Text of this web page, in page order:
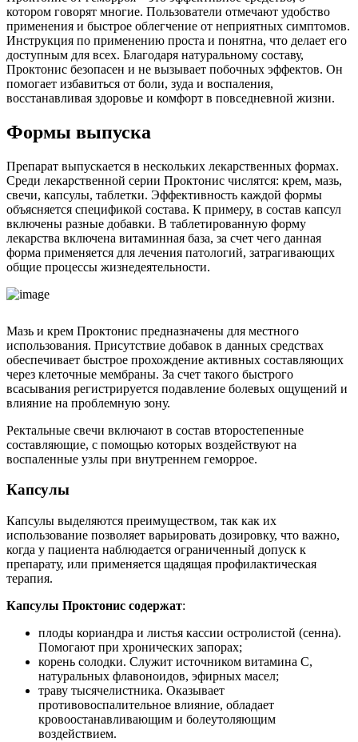
котором говорят многие. Пользователи отмечают удобство
применения и быстрое облегчение от неприятных симптомов.
Инструкция по применению проста и понятна, что делает его
доступным для всех. Благодаря натуральному составу,
Проктонис безопасен и не вызывает побочных эффектов. Он
помогает избавиться от боли, зуда и воспаления,
восстанавливая здоровье и комфорт в повседневной жизни.
Формы выпуска
Препарат выпускается в нескольких лекарственных формах.
Среди лекарственной серии Проктонис числятся: крем, мазь,
свечи, капсулы, таблетки. Эффективность каждой формы
объясняется спецификой состава. К примеру, в состав капсул
включены разные добавки. В таблетированную форму
лекарства включена витаминная база, за счет чего данная
форма применяется для лечения патологий, затрагивающих
общие процессы жизнедеятельности.
Мазь и крем Проктонис предназначены для местного
использования. Присутствие добавок в данных средствах
обеспечивает быстрое прохождение активных составляющих
через клеточные мембраны. За счет такого быстрого
всасывания регистрируется подавление болевых ощущений и
влияние на проблемную зону.
Ректальные свечи включают в состав второстепенные
составляющие, с помощью которых воздействуют на
воспаленные узлы при внутреннем геморрое.
Капсулы
Капсулы выделяются преимуществом, так как их
использование позволяет варьировать дозировку, что важно,
когда у пациента наблюдается ограниченный допуск к
препарату, или применяется щадящая профилактическая
терапия.
Капсулы Проктонис содержат:
плоды кориандра и листья кассии остролистой (сенна).
Помогают при хронических запорах;
корень солодки. Служит источником витамина С,
натуральных флавоноидов, эфирных масел;
траву тысячелистника. Оказывает
противовоспалительное влияние, обладает
кровоостанавливающим и болеутоляющим
воздействием.